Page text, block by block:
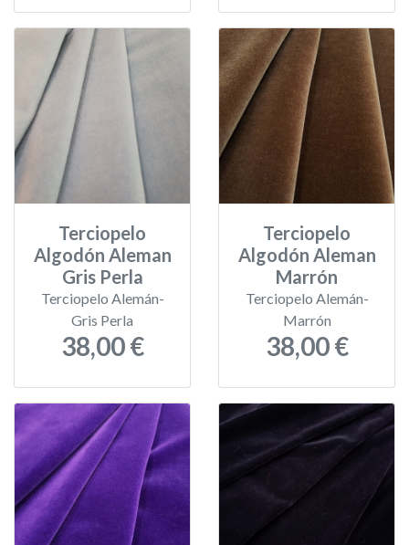
Terciopelo
Algodón Aleman
Gris Perla
Terciopelo Alemán-
Gris Perla
38,00 €
Terciopelo
Algodón Aleman
Marrón
Terciopelo Alemán-
Marrón
38,00 €